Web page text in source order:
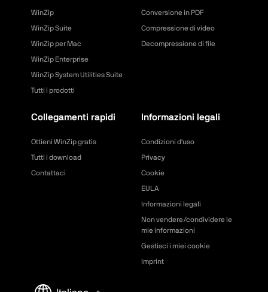
WinZip
WinZip Suite
WinZip per Mac
WinZip Enterprise
WinZip System Utilities Suite
Tutti i prodotti
Conversione in PDF
Compressione di video
Decompressione di file
Collegamenti rapidi
Ottieni WinZip gratis
Tutti i download
Contattaci
Informazioni legali
Condizioni d'uso
Privacy
Cookie
EULA
Informazioni legali
Non vendere/condividere le
mie informazioni
Gestisci i miei cookie
Imprint